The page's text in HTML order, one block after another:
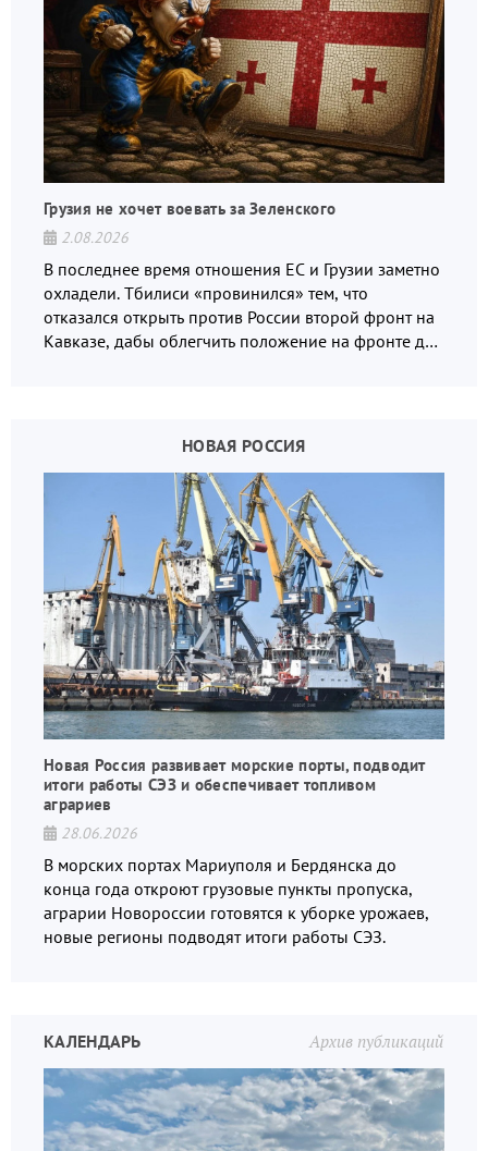
Грузия не хочет воевать за Зеленского
2.08.2026
В последнее время отношения ЕС и Грузии заметно
охладели. Тбилиси «провинился» тем, что
отказался открыть против России второй фронт на
Кавказе, дабы облегчить положение на фронте для
НОВАЯ РОССИЯ
Новая Россия развивает морские порты, подводит
итоги работы СЭЗ и обеспечивает топливом
аграриев
28.06.2026
В морских портах Мариуполя и Бердянска до
конца года откроют грузовые пункты пропуска,
аграрии Новороссии готовятся к уборке урожаев,
новые регионы подводят итоги работы СЭЗ.
Архив публикаций
КАЛЕНДАРЬ